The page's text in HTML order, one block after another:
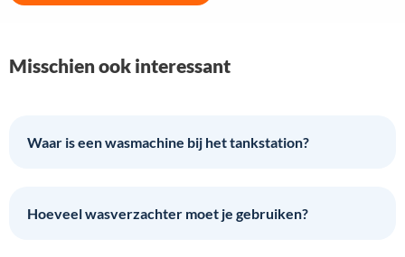
Misschien ook interessant
Waar is een wasmachine bij het tankstation?
Hoeveel wasverzachter moet je gebruiken?